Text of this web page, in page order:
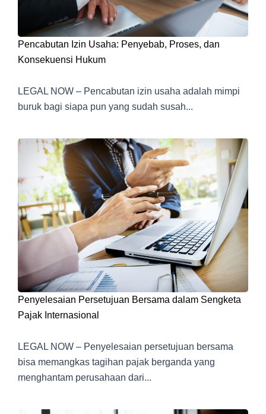
Pencabutan Izin Usaha: Penyebab, Proses, dan
Konsekuensi Hukum
LEGAL NOW – Pencabutan izin usaha adalah mimpi
buruk bagi siapa pun yang sudah susah...
Penyelesaian Persetujuan Bersama dalam Sengketa
Pajak Internasional
LEGAL NOW – Penyelesaian persetujuan bersama
bisa memangkas tagihan pajak berganda yang
menghantam perusahaan dari...